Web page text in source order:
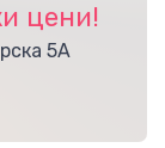
цени!
5А